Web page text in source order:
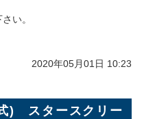
い。
2020年05月01日 10:23
) スタースクリー